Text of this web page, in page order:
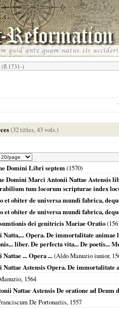
(fl.1731-)
(32 titles, 43 vols.)
Domini Libri septem(1570)
Domini Marci Antonii Nattae Astensis
tum locorum scripturae index
et obiter de universa mundi fabrica,
et obiter de universa mundi fabrica,
dei genitricis Mariae Oratio(
Opera. De immortalitate animae
liber. De perfecta vita... De poetis...
... Opera ...(Aldo Manuzio iunior,
Astensis Opera. De
1564
Nattae Astensis De oratione ad
De Portonariis, 1557